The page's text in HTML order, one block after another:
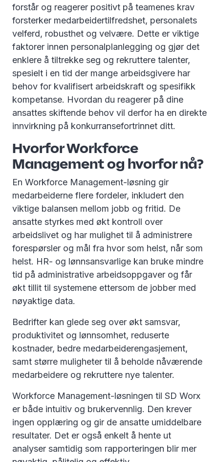
forstår og reagerer positivt på teamenes krav
forsterker medarbeidertilfredshet, personalets
velferd, robusthet og velvære. Dette er viktige
faktorer innen personalplanlegging og gjør det
enklere å tiltrekke seg og rekruttere talenter,
spesielt i en tid der mange arbeidsgivere har
behov for kvalifisert arbeidskraft og spesifikk
kompetanse. Hvordan du reagerer på dine
ansattes skiftende behov vil derfor ha en direkte
innvirkning på konkurransefortrinnet ditt.
Hvorfor Workforce
Management og hvorfor nå?
En Workforce Management-løsning gir
medarbeiderne flere fordeler, inkludert den
viktige balansen mellom jobb og fritid. De
ansatte styrkes med økt kontroll over
arbeidslivet og har mulighet til å administrere
forespørsler og mål fra hvor som helst, når som
helst. HR- og lønnsansvarlige kan bruke mindre
tid på administrative arbeidsoppgaver og får
økt tillit til systemene ettersom de jobber med
nøyaktige data.
Bedrifter kan glede seg over økt samsvar,
produktivitet og lønnsomhet, reduserte
kostnader, bedre medarbeiderengasjement,
samt større muligheter til å beholde nåværende
medarbeidere og rekruttere nye talenter.
Workforce Management-løsningen til SD Worx
er både intuitiv og brukervennlig. Den krever
ingen opplæring og gir de ansatte umiddelbare
resultater. Det er også enkelt å hente ut
analyser samtidig som rapporteringen blir mer